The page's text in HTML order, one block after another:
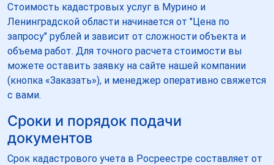
Стоимость кадастровых услуг в Мурино и
Ленинградской области начинается от "Цена по
запросу" рублей и зависит от сложности объекта и
объема работ. Для точного расчета стоимости вы
можете оставить заявку на сайте нашей компании
(кнопка «Заказать»), и менеджер оперативно свяжется
с вами.
Сроки и порядок подачи
документов
Срок кадастрового учета в Росреестре составляет от